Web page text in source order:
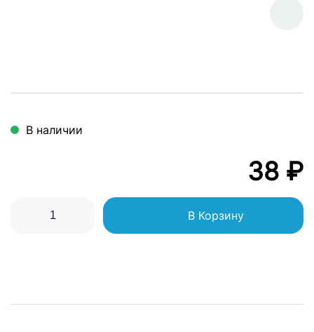
В наличии
38 ₽
В Корзину